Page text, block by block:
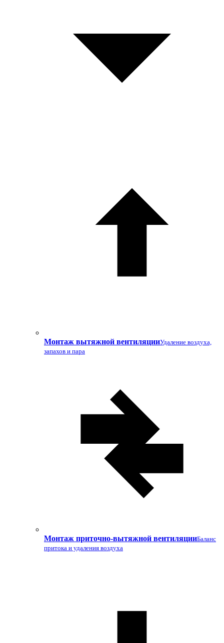
Монтаж вытяжной вентиляцииУдаление воздуха,
запахов и пара
Монтаж приточно-вытяжной вентиляцииБаланс
притока и удаления воздуха